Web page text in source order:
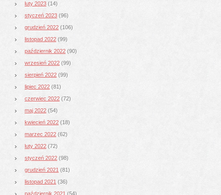
luty 2023 (14)
styczeń 2023 (96)
grudzień 2022 (106)
listopad 2022 (99)
październik 2022 (90)
wrzesień 2022 (99)
sierpień 2022 (99)
lipiec 2022 (81)
czerwiec 2022 (72)
maj 2022 (54)
kwiecień 2022 (18)
marzec 2022 (62)
luty 2022 (72)
styczeń 2022 (98)
grudzień 2021 (81)
listopad 2021 (36)
październik 2021 (54)